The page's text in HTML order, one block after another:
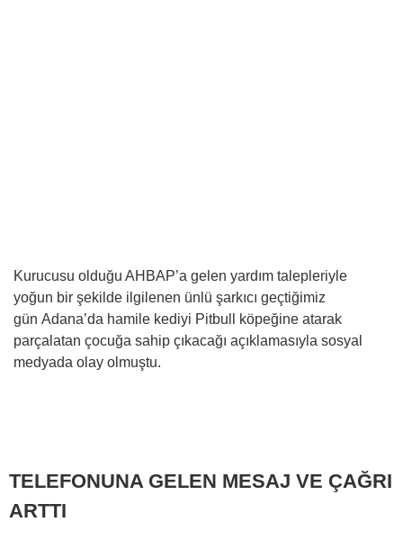
Kurucusu olduğu AHBAP’a gelen yardım talepleriyle
yoğun bir şekilde ilgilenen ünlü şarkıcı geçtiğimiz
gün Adana’da hamile kediyi Pitbull köpeğine atarak
parçalatan çocuğa sahip çıkacağı açıklamasıyla sosyal
medyada olay olmuştu.
TELEFONUNA GELEN MESAJ VE ÇAĞRI
ARTTI